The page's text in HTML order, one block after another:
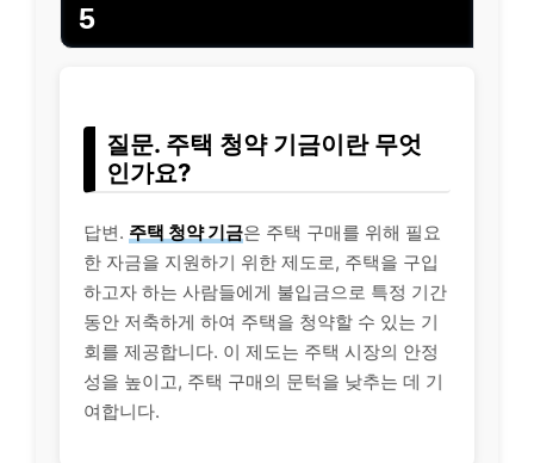
5
질문. 주택 청약 기금이란 무엇
인가요?
답변. 주택 청약 기금은 주택 구매를 위해 필요
한 자금을 지원하기 위한 제도로, 주택을 구입
하고자 하는 사람들에게 불입금으로 특정 기간
동안 저축하게 하여 주택을 청약할 수 있는 기
회를 제공합니다. 이 제도는 주택 시장의 안정
성을 높이고, 주택 구매의 문턱을 낮추는 데 기
여합니다.